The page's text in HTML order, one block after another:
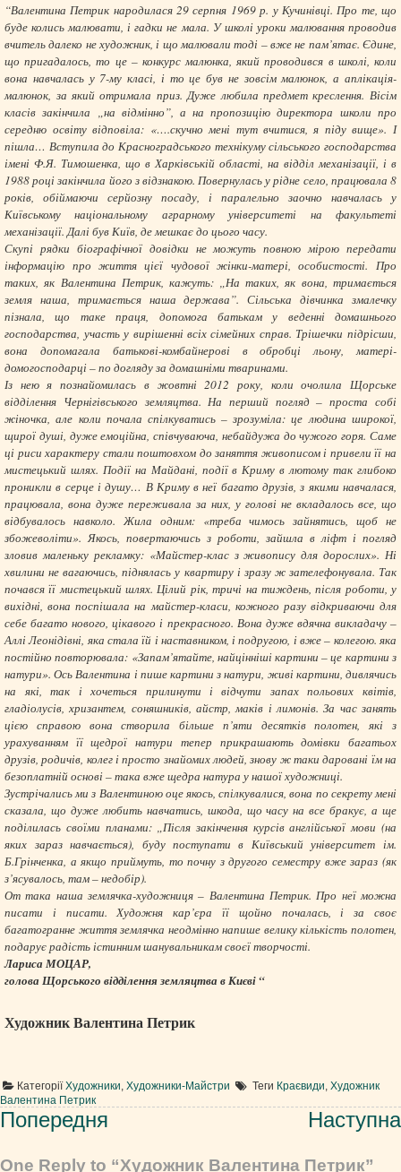
“Валентина Петрик народилася 29 серпня 1969 р. у Кучинівці. Про те, що
буде колись малювати, і гадки не мала. У школі уроки малювання проводив
вчитель далеко не художник, і що малювали тоді – вже не пам’ятає. Єдине,
що пригадалось, то це – конкурс малюнка, який проводився в школі, коли
вона навчалась у 7-му класі, і то це був не зовсім малюнок, а аплікація-
малюнок, за який отримала приз. Дуже любила предмет креслення. Вісім
класів закінчила „на відмінно”, а на пропозицію директора школи про
середню освіту відповіла: «….скучно мені тут вчитися, я піду вище». І
пішла… Вступила до Красноградського технікуму сільського господарства
імені Ф.Я. Тимошенка, що в Харківській області, на відділ механізації, і в
1988 році закінчила його з відзнакою. Повернулась у рідне село, працювала 8
років, обіймаючи серйозну посаду, і паралельно заочно навчалась у
Київському національному аграрному університеті на факультеті
механізації. Далі був Київ, де мешкає до цього часу.
Скупі рядки біографічної довідки не можуть повною мірою передати
інформацію про життя цієї чудової жінки-матері, особистості. Про
таких, як Валентина Петрик, кажуть: „На таких, як вона, тримається
земля наша, тримається наша держава”. Сільська дівчинка змалечку
пізнала, що таке праця, допомога батькам у веденні домашнього
господарства, участь у вирішенні всіх сімейних справ. Трішечки підрісши,
вона допомагала батькові-комбайнерові в обробці льону, матері-
домогосподарці – по догляду за домашніми тваринами.
Із нею я познайомилась в жовтні 2012 року, коли очолила Щорське
відділення Чернігівського земляцтва. На перший погляд – проста собі
жіночка, але коли почала спілкуватись – зрозуміла: це людина широкої,
щирої душі, дуже емоційна, співчуваюча, небайдужа до чужого горя. Саме
ці риси характеру стали поштовхом до заняття живописом і привели її на
мистецький шлях. Події на Майдані, події в Криму в лютому так глибоко
проникли в серце і душу… В Криму в неї багато друзів, з якими навчалася,
працювала, вона дуже переживала за них, у голові не вкладалось все, що
відбувалось навколо. Жила одним: «треба чимось зайнятись, щоб не
збожеволіти». Якось, повертаючись з роботи, зайшла в ліфт і погляд
зловив маленьку рекламку: «Майстер-клас з живопису для дорослих». Ні
хвилини не вагаючись, піднялась у квартиру і зразу ж зателефонувала. Так
почався її мистецький шлях. Цілий рік, тричі на тиждень, після роботи, у
вихідні, вона поспішала на майстер-класи, кожного разу відкриваючи для
себе багато нового, цікавого і прекрасного. Вона дуже вдячна викладачу –
Аллі Леонідівні, яка стала їй і наставником, і подругою, і вже – колегою. яка
постійно повторювала: «Запам’ятайте, найцінніші картини – це картини з
натури». Ось Валентина і пише картини з натури, живі картини, дивлячись
на які, так і хочеться прилинути і відчути запах польових квітів,
гладіолусів, хризантем, соняшників, айстр, маків і лимонів. За час занять
цією справою вона створила більше п’яти десятків полотен, які з
урахуванням її щедрої натури тепер прикрашають домівки багатьох
друзів, родичів, колег і просто знайомих людей, знову ж таки даровані їм на
безоплатній основі – така вже щедра натура у нашої художниці.
Зустрічались ми з Валентиною оце якось, спілкувалися, вона по секрету мені
сказала, що дуже любить навчатись, шкода, що часу на все бракує, а ще
поділилась своїми планами: „Після закінчення курсів англійської мови (на
яких зараз навчається), буду поступати в Київський університет ім.
Б.Грінченка, а якщо приймуть, то почну з другого семестру вже зараз (як
з’ясувалось, там – недобір).
От така наша землячка-художниця – Валентина Петрик. Про неї можна
писати і писати. Художня кар’єра її щойно почалась, і за своє
багатогранне життя землячка неодмінно напише велику кількість полотен,
подарує радість істинним шанувальникам своєї творчості.
Лариса МОЦАР,
голова Щорського відділення земляцтва в Києві “
Художник Валентина Петрик
КатегоріїХудожники, Художники-Майстри Теги Краєвиди, Художник
Валентина Петрик
Навігація
записів
Попередня Наступна
One Reply to “Художник Валентина Петрик”